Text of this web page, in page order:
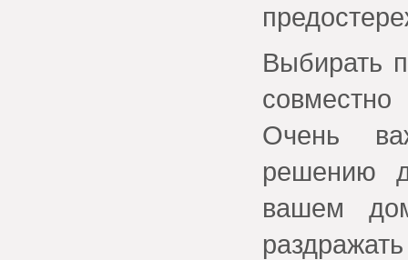
Выбирать
Очень
решению
вашем